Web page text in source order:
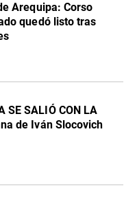
Arequipa: Corso
quedó listo tras
SE SALIÓ CON LA
de Iván Slocovich